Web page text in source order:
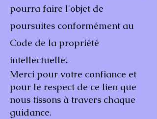
pourra faire l'objet de
poursuites conformément au
Code de la propriété
intellectuelle.
Merci pour votre confiance et
pour le respect de ce lien que
nous tissons à travers chaque
guidance.